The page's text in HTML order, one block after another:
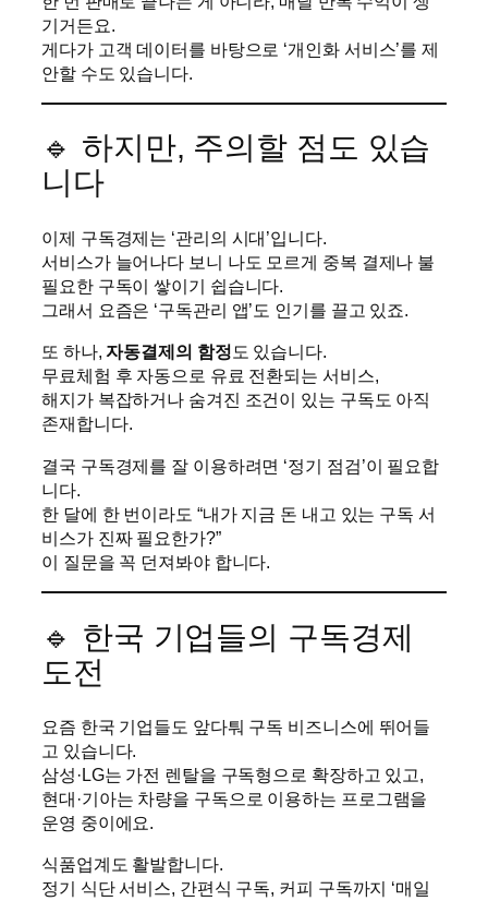
기거든요.
게다가 고객 데이터를 바탕으로 ‘개인화 서비스’를 제
안할 수도 있습니다.
🔹 하지만, 주의할 점도 있습
니다
이제 구독경제는 ‘관리의 시대’입니다.
서비스가 늘어나다 보니 나도 모르게 중복 결제나 불
필요한 구독이 쌓이기 쉽습니다.
그래서 요즘은 ‘구독관리 앱’도 인기를 끌고 있죠.
또 하나,자동결제의 함정 도 있습니다.
무료체험 후 자동으로 유료 전환되는 서비스,
해지가 복잡하거나 숨겨진 조건이 있는 구독도 아직
존재합니다.
결국 구독경제를 잘 이용하려면 ‘정기 점검’이 필요합
니다.
한 달에 한 번이라도 “내가 지금 돈 내고 있는 구독 서
비스가 진짜 필요한가?”
이 질문을 꼭 던져봐야 합니다.
🔹 한국 기업들의 구독경제
도전
요즘 한국 기업들도 앞다퉈 구독 비즈니스에 뛰어들
고 있습니다.
삼성·LG는 가전 렌탈을 구독형으로 확장하고 있고,
현대·기아는 차량을 구독으로 이용하는 프로그램을
운영 중이에요.
식품업계도 활발합니다.
정기 식단 서비스, 간편식 구독, 커피 구독까지 ‘매일